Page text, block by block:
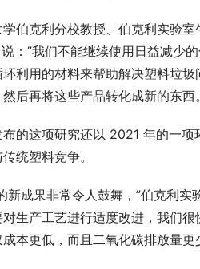
学伯克利分校教授、伯克利实验
：”我们不能继续使用日益减少
利用的材料来帮助解决塑料垃
后再将这些产品转化成新的东西
的这项研究还以 2021 年的一
统塑料竞争。
新成果非常令人鼓舞，”伯克利
生产工艺进行适度改进，我们
本更低，而且二氧化碳排放量更